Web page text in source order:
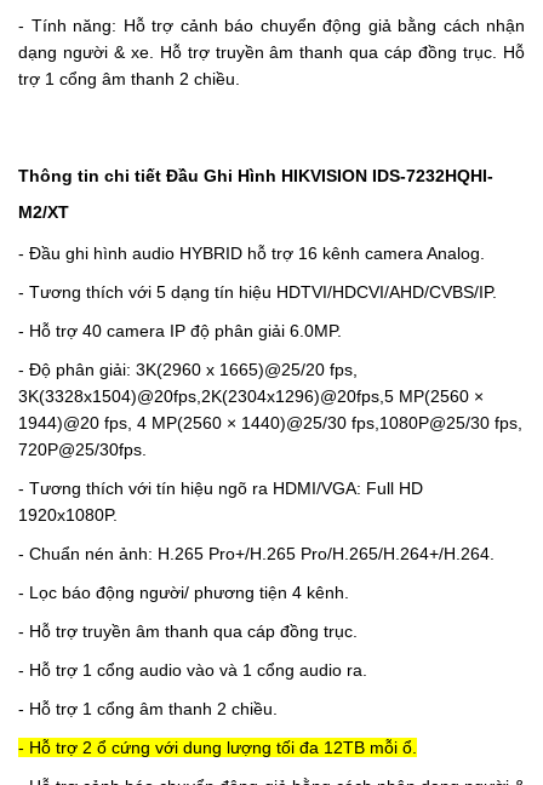
- Tính năng: Hỗ trợ cảnh báo chuyển động giả bằng cách nhận
dạng người & xe. Hỗ trợ truyền âm thanh qua cáp đồng trục. Hỗ
trợ 1 cổng âm thanh 2 chiều.
Thông tin chi tiết Đầu Ghi Hình HIKVISION IDS-7232HQHI-
M2/XT
- Đầu ghi hình audio HYBRID hỗ trợ 16 kênh camera Analog.
- Tương thích với 5 dạng tín hiệu HDTVI/HDCVI/AHD/CVBS/IP.
- Hỗ trợ 40 camera IP độ phân giải 6.0MP.
- Độ phân giải: 3K(2960 x 1665)@25/20 fps,
3K(3328x1504)@20fps,2K(2304x1296)@20fps,5 MP(2560 ×
1944)@20 fps, 4 MP(2560 × 1440)@25/30 fps,1080P@25/30 fps,
720P@25/30fps.
- Tương thích với tín hiệu ngõ ra HDMI/VGA: Full HD
1920x1080P.
- Chuẩn nén ảnh: H.265 Pro+/H.265 Pro/H.265/H.264+/H.264.
- Lọc báo động người/ phương tiện 4 kênh.
- Hỗ trợ truyền âm thanh qua cáp đồng trục.
- Hỗ trợ 1 cổng audio vào và 1 cổng audio ra.
- Hỗ trợ 1 cổng âm thanh 2 chiều.
- Hỗ trợ 2 ổ cứng với dung lượng tối đa 12TB mỗi ổ.